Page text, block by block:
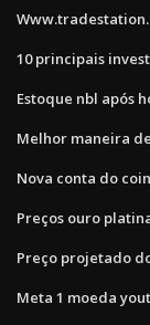
10 principais
Estoque nbl após
Melhor maneira
Nova conta do
Preços ouro
Preço projetado
Meta 1 moeda